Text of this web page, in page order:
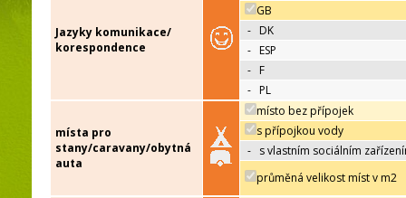
Jazyky komunikace/
korespondence
GB
- DK
- ESP
- F
- PL
místa pro
stany/caravany/obytná
auta
místo bez přípojek
s přípojkou vody
- s vlastním sociálním
průměná velikost míst v m2